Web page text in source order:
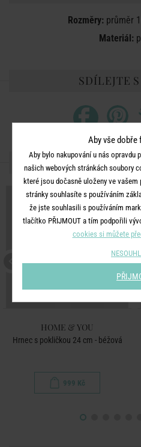
Rozměry:průměr
Materiál:
SDÍLEJTE
DALŠÍ
HOME & YOU
Hrnec s pokličkou 24 cm - béžová
999 Kč
Aby vše dobře
Aby bylo nakupování u nás opravdu
našich webových stránkách soubory
které jsou dočasně uloženy ve
stránky souhlasíte s používáním
že jste souhlasili s používáním
tlačítko PŘIJMOUT a tím podpořili
cookies si můžete